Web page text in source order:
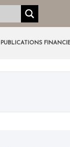
PUBLICATIONS